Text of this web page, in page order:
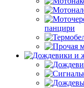
панцири